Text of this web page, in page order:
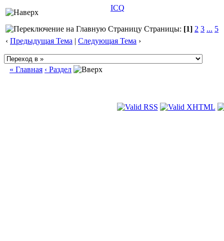
ICQ
Страницы: [1] 2 3 ... 5
‹ Предыдущая Тема | Следующая Тема ›
« Главная ‹ Раздел